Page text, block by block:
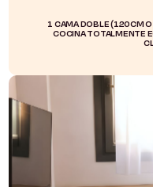
1 CAMA DOBLE (120CM
COCINA TOTALMENTE